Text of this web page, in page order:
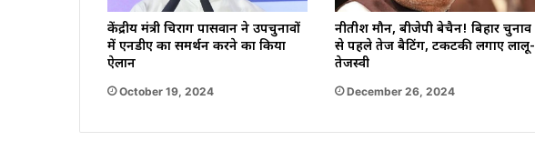
केंद्रीय मंत्री चिराग पासवान ने उपचुनावों
में एनडीए का समर्थन करने का किया
ऐलान
October 19, 2024
नीतीश मौन, बीजेपी बेचैन! बिहार चुनाव
से पहले तेज बैटिंग, टकटकी लगाए लालू-
तेजस्वी
December 26, 2024